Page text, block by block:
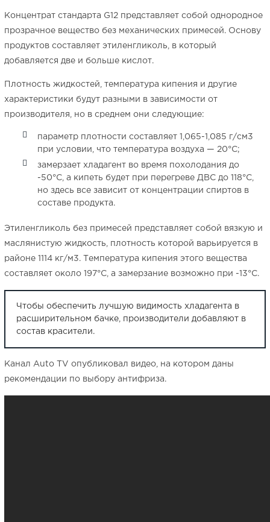
Концентрат стандарта G12 представляет собой однородное
прозрачное вещество без механических примесей. Основу
продуктов составляет этиленгликоль, в который
добавляется две и больше кислот.
Плотность жидкостей, температура кипения и другие
характеристики будут разными в зависимости от
производителя, но в среднем они следующие:
параметр плотности составляет 1,065-1,085 г/см3
при условии, что температура воздуха — 20°C;
замерзает хладагент во время похолодания до
-50°C, а кипеть будет при перегреве ДВС до 118°C,
но здесь все зависит от концентрации спиртов в
составе продукта.
Этиленгликоль без примесей представляет собой вязкую и
маслянистую жидкость, плотность которой варьируется в
районе 1114 кг/м3. Температура кипения этого вещества
составляет около 197°C, а замерзание возможно при -13°C.
Чтобы обеспечить лучшую видимость хладагента в
расширительном бачке, производители добавляют в
состав красители.
Канал Auto TV опубликовал видео, на котором даны
рекомендации по выбору антифриза.